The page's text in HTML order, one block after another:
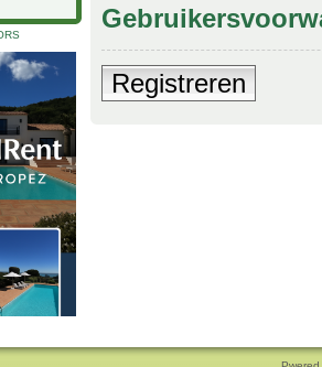
Registreren